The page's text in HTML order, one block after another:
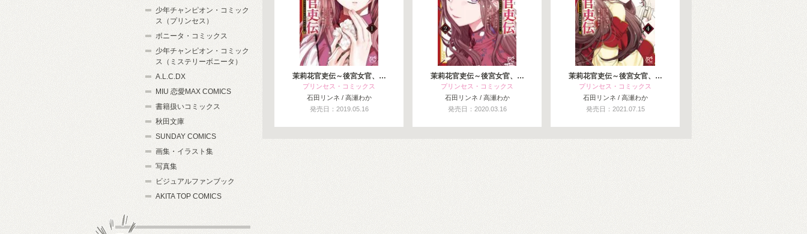
茉莉花官吏伝～後宮女官、…
プリンセス・コミックス
石田リンネ / 高瀬わか
発売日：2019.05.16
茉莉花官吏伝～後宮女官、…
プリンセス・コミックス
石田リンネ / 高瀬わか
発売日：2020.03.16
茉莉花官吏伝～後宮女官、…
プリンセス・コミックス
石田リンネ / 高瀬わか
発売日：2021.07.15
少年チャンピオン・コミック
ス（プリンセス）
ボニータ・コミックス
少年チャンピオン・コミック
ス（ミステリーボニータ）
A.L.C.DX
MIU 恋愛MAX COMICS
書籍扱いコミックス
秋田文庫
SUNDAY COMICS
画集・イラスト集
写真集
ビジュアルファンブック
AKITA TOP COMICS